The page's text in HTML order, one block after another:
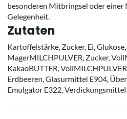
besonderen Mitbringsel oder einer
Gelegenheit.
Zutaten
Kartoffelstärke, Zucker, Ei,
MagerMILCHPULVER, Zucker,
KakaoBUTTER,
Erdbeeren, Glasurmittel E904,
Emulgator E322,